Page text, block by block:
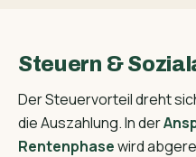
Steuern &
Der Steuervorteil dreht
die Auszahlung. In der
Rentenphasewird